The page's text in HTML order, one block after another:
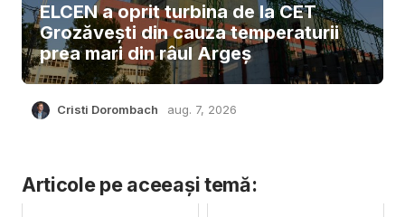
ELCEN a oprit turbina de la CET
Grozăvești din cauza temperaturii
prea mari din râul Argeș
Cristi Dorombach aug. 7, 2026
Articole pe aceeași temă: